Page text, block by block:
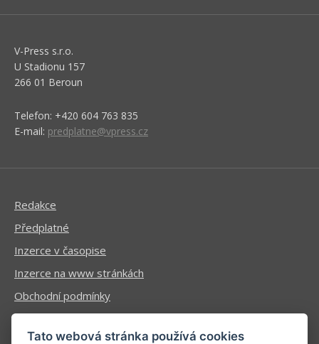
V-Press s.r.o.
U Stadionu 157
266 01 Beroun
Telefon: +420 604 763 835
E-mail: predplatne@vpress.cz
Redakce
Předplatné
Inzerce v časopise
Inzerce na www stránkách
Obchodní podmínky
Ochrana osobních údajů
Tato webová stránka používá cookies